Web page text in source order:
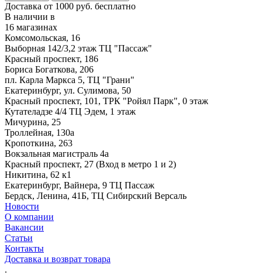
Доставка от 1000 руб. бесплатно
В наличии в
16 магазинах
Комсомольская, 16
Выборная 142/3,2 этаж ТЦ "Пассаж"
Красный проспект, 186
Бориса Богаткова, 206
пл. Карла Маркса 5, ТЦ "Грани"
Екатеринбург, ул. Сулимова, 50
Красный проспект, 101, ТРК "Ройял Парк", 0 этаж
Кутателадзе 4/4 ТЦ Эдем, 1 этаж
Мичурина, 25
Троллейная, 130а
Кропоткина, 263
Вокзальная магистраль 4а
Красный проспект, 27 (Вход в метро 1 и 2)
Никитина, 62 к1
Екатеринбург, Вайнера, 9 ТЦ Пассаж
Бердск, Ленина, 41Б, ТЦ Сибирский Версаль
Новости
О компании
Вакансии
Статьи
Контакты
Доставка и возврат товара
.